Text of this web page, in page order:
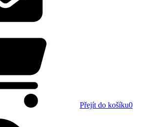
Přejít do košíku0